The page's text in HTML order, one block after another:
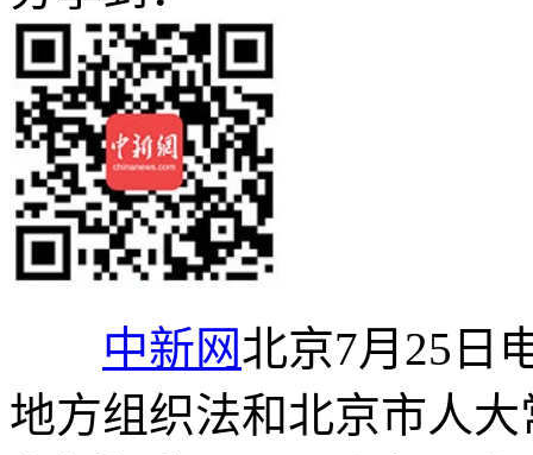
中新网北京7月25日
地方组织法和北京市人